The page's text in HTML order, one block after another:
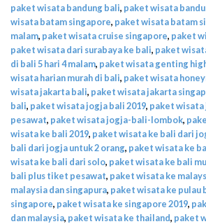
paket wisata bandung bali, paket wisata
wisata batam singapore, paket wisata batam
malam, paket wisata cruise singapore, paket
paket wisata dari surabaya ke bali, paket
di bali 5 hari 4 malam, paket wisata genting
wisata harian murah di bali, paket wisata
wisata jakarta bali, paket wisata jakarta
bali, paket wisata jogja bali 2019, paket wisata
pesawat, paket wisata jogja-bali-lombok,
wisata ke bali 2019, paket wisata ke bali dari
bali dari jogja untuk 2 orang, paket wisata ke
wisata ke bali dari solo, paket wisata ke bali
bali plus tiket pesawat, paket wisata ke
malaysia dan singapura, paket wisata ke pulau
singapore, paket wisata ke singapore 2019,
dan malaysia, paket wisata ke thailand, paket